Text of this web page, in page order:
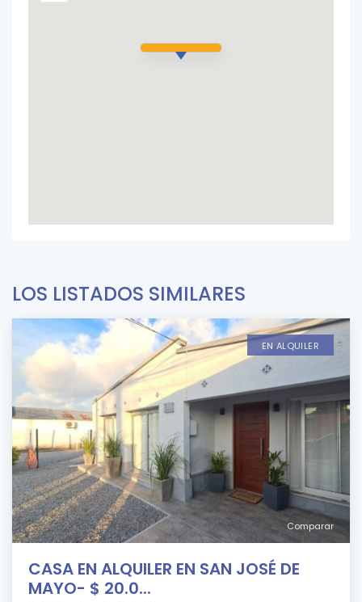
LOS LISTADOS SIMILARES
Comparar
EN ALQUILER
CASA EN ALQUILER EN SAN JOSÉ DE
MAYO- $ 20.0...